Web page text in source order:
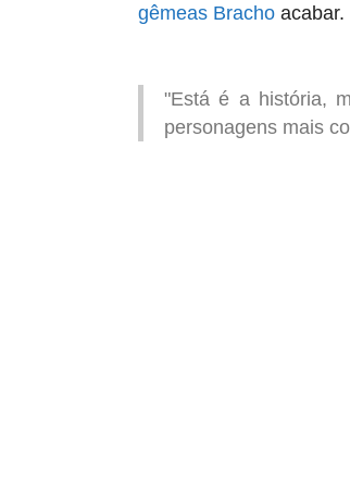
gêmeas Bracho acabar.
"Está é a história,
personagens mais